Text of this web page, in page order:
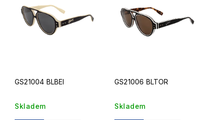
Abecedně
GS21004 BLBEI
Skladem
GS21006 BLTOR
Skladem